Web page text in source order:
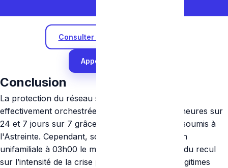
Consulter les Tarifs d'Urgence
Appeler l'astreinte
Conclusion
La protection du réseau sanitaire bruxellois est
effectivement orchestrée selon le standard 24 heures sur
24 et 7 jours sur 7 grâce à des professionnels soumis à
l'Astreinte. Cependant, solliciter une intervention
unifamiliale à 03h00 le matin d'un samedi exige du recul
sur l’intensité de la crise pour en assumer les légitimes